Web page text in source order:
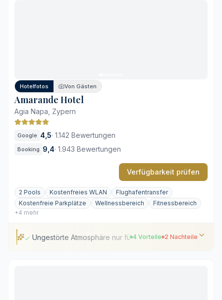
Hotelfotos Von Gästen
Amarande Hotel
Agia Napa, Zypern
Google 4,5· 1.142 Bewertungen
Booking 9,4· 1.943 Bewertungen
Verfügbarkeit prüfen
2 Pools Kostenfreies WLAN
Flughafentransfer
Kostenfreie Parkplätze
Wellnessbereich
Fitnessbereich
+4 mehr
Ungestörte Atmosphäre nur für Erwachsene
4 Vorteile 2 Nachteile